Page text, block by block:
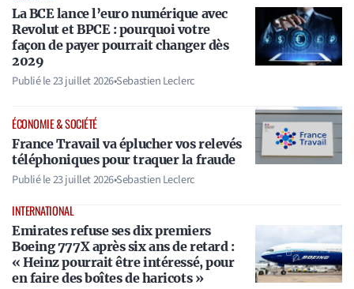
La BCE lance l’euro numérique avec
Revolut et BPCE : pourquoi votre
façon de payer pourrait changer dès
2029
Publié le23 juillet 2026•Sebastien Leclerc
ÉCONOMIE & SOCIÉTÉ
France Travail va éplucher vos relevés
téléphoniques pour traquer la fraude
Publié le23 juillet 2026•Sebastien Leclerc
INTERNATIONAL
Emirates refuse ses dix premiers
Boeing 777X après six ans de retard :
« Heinz pourrait être intéressé, pour
en faire des boîtes de haricots »